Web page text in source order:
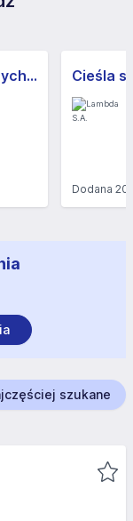
Monter konstrukcji prefabrykowanych (K/M) - praca w delegacji na terenie całej Polski Cieśla
Dodana20
szukane